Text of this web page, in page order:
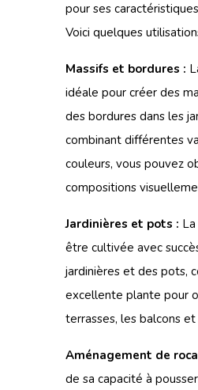
pour ses
Voici quelques
Massifs et bordures :
idéale pour créer des
des bordures dans les
combinant différentes
couleurs, vous pouvez
compositions
Jardinières et pots :
être cultivée avec
jardinières et des pots,
excellente plante pour
terrasses, les balcons
Aménagement de
de sa capacité à